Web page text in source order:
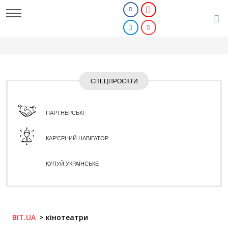
СПЕЦПРОЄКТИ
ПАРТНЕРСЬКІ
КАР'ЄРНИЙ НАВІГАТОР
КУПУЙ УКРАЇНСЬКЕ
BIT.UA кінотеатри